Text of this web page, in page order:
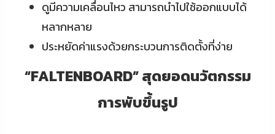
ดูมีความเคลื่อนไหว สามารถนำไปใช้ออกแบบได้
หลากหลาย
ประหยัดค่าแรงด้วยกระบวนการติดตั้งที่ง่าย
“FALTENBOARD” สุดยอดนวัตกรรม
การพับขึ้นรูป